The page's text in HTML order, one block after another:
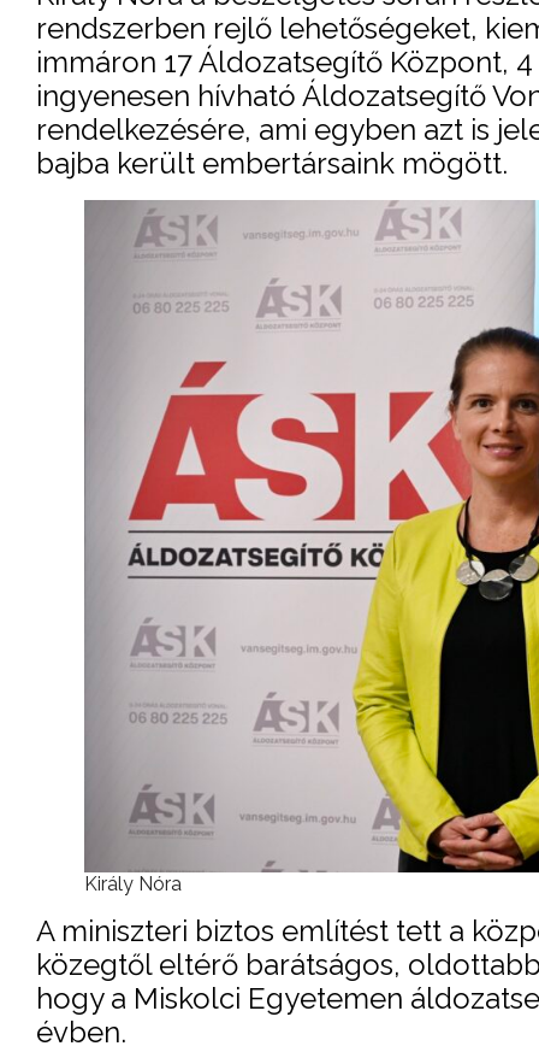
rendszerben rejlő lehetőségeket,
immáron 17 Áldozatsegítő Központ,
ingyenesen hívható Áldozatsegítő
rendelkezésére, ami egyben azt is
bajba került embertársaink mögött.
Király Nóra
A miniszteri biztos említést tett a
közegtől eltérő barátságos,
hogy a Miskolci Egyetemen
évben.